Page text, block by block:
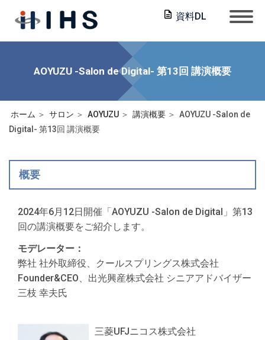
資料DL
AOYUZU -Salon de Digital- 第13回 講演概要
ホーム サロン AOYUZU 講演概要
AOYUZU -Salon de
Digital- 第13回 講演概要
概要
2024年6月12日開催「AOYUZU -Salon de Digital」第13
回の講演概要をご紹介します。
モデレーター：
弊社 社外取締役、クールスプリングス株式会社
Founder&CEO、出光興産株式会社 シニアアドバイザー
三枝 幸夫氏
三菱UFJニコス株式会社